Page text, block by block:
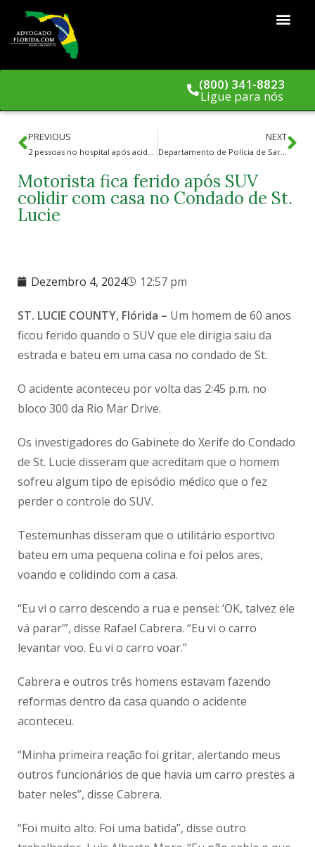
(800) 341-8823
Ligue para nós
PREVIOUS NEXT
Departamento de Polícia de Sarasota prende motorista em acidente fatal por dirigir embriagado
Motorista fica ferido após SUV
colidir com casa no Condado de St.
Lucie
Dezembro 4, 2024 12:57 pm
ST. LUCIE COUNTY, Flórida – Um homem de 60 anos
ficou ferido quando o SUV que ele dirigia saiu da
estrada e bateu em uma casa no condado de St.
O acidente aconteceu por volta das 2:45 p.m. no
bloco 300 da Rio Mar Drive.
Os investigadores do Gabinete do Xerife do Condado
de St. Lucie disseram que acreditam que o homem
sofreu algum tipo de episódio médico que o fez
perder o controle do SUV.
Testemunhas disseram que o utilitário esportivo
bateu em uma pequena colina e foi pelos ares,
voando e colidindo com a casa.
“Eu vi o carro descendo a rua e pensei: ‘OK, talvez ele
vá parar’”, disse Rafael Cabrera. “Eu vi o carro
levantar voo. Eu vi o carro voar.”
Cabrera e outros três homens estavam fazendo
reformas dentro da casa quando o acidente
aconteceu.
“Minha primeira reação foi gritar, alertando meus
outros funcionários de que havia um carro prestes a
bater neles”, disse Cabrera.
“Foi muito alto. Foi uma batida”, disse outro